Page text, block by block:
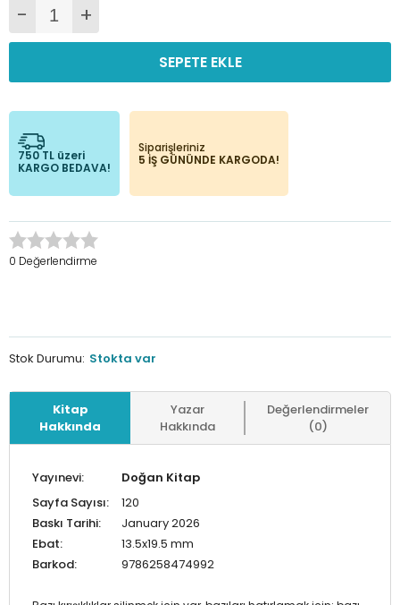
- +
SEPETE EKLE
750 TL üzeri
KARGO BEDAVA!
Siparişleriniz
5 İŞ GÜNÜNDE KARGODA!
0 Değerlendirme
Stok Durumu: Stokta var
Kitap
Hakkında
Yazar
Hakkında
Değerlendirmeler
(0)
Yayınevi:
Doğan Kitap
Sayfa Sayısı:
120
Baskı Tarihi:
January 2026
Ebat:
13.5x19.5 mm
Barkod:
9786258474992